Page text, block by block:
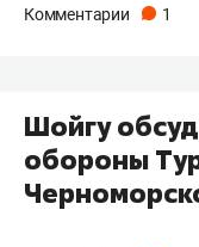
Комментарии 1
Шойгу
обороны